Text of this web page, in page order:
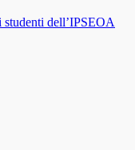
dell’IPSEOA